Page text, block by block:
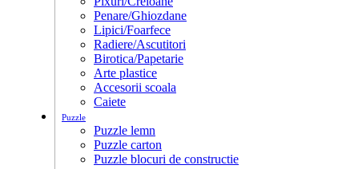
Penare/Ghiozdane
Lipici/Foarfece
Radiere/Ascutitori
Birotica/Papetarie
Arte plastice
Accesorii scoala
Caiete
Puzzle
Puzzle lemn
Puzzle carton
Puzzle blocuri de constructie